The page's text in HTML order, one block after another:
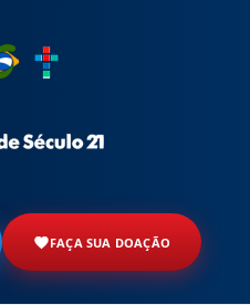
FAÇA SUA DOAÇÃO